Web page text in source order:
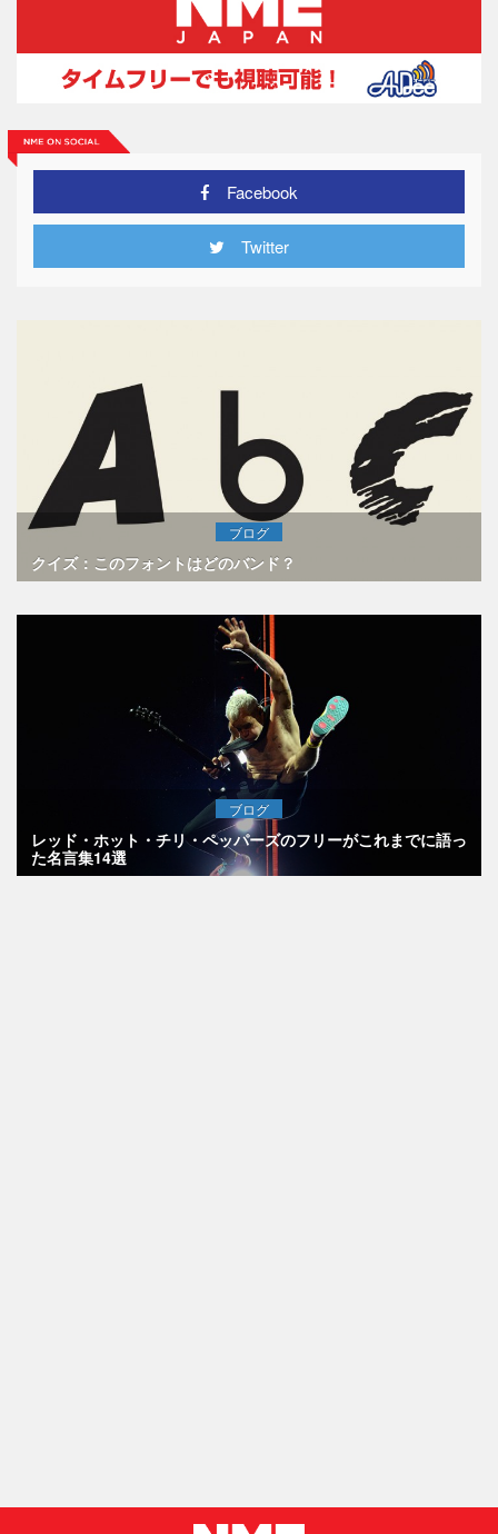
Facebook
Twitter
ブログ
クイズ：このフォントはどのバンド？
ブログ
レッド・ホット・チリ・ペッパーズのフリーがこれまでに語っ
た名言集14選